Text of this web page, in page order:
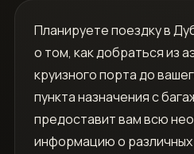
Планируете поездку в
о том‚ как добраться из
круизного порта до
пункта назначения с
предоставит вам всю
информацию о различных